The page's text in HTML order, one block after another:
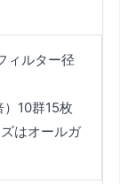
ィルター径
10群15枚
はオールガ